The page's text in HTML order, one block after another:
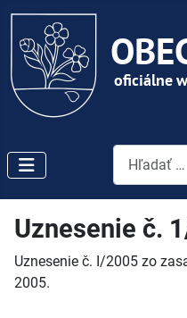
Uznesenie č.
Uznesenie č. I/2005 zo
2005.